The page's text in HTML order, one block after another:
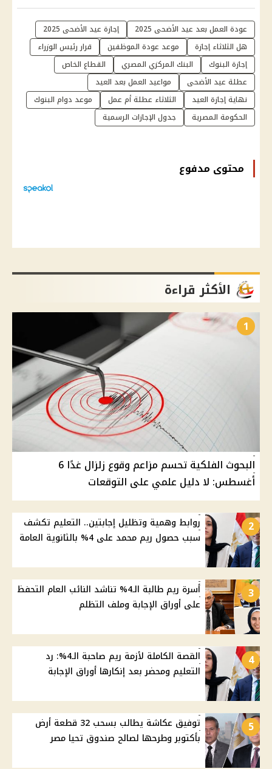
عودة العمل بعد عيد الأضحى 2025
إجازة عيد الأضحى 2025
هل الثلاثاء إجازة
موعد عودة الموظفين
قرار رئيس الوزراء
إجازة البنوك
البنك المركزي المصري
القطاع الخاص
عطلة عيد الأضحى
مواعيد العمل بعد العيد
نهاية إجازة العيد
الثلاثاء عطلة أم عمل
موعد دوام البنوك
الحكومة المصرية
جدول الإجازات الرسمية
محتوى مدفوع
الأكثر قراءة
1
البحوث الفلكية تحسم مزاعم وقوع زلزال غدًا 6
أغسطس: لا دليل علمي على التوقعات
2
روابط وهمية وتظليل إجابتين.. التعليم تكشف
سبب حصول ريم محمد على 4% بالثانوية العامة
3
أسرة ريم طالبة الـ4% تناشد النائب العام التحفظ
على أوراق الإجابة وملف التظلم
4
القصة الكاملة لأزمة ريم صاحبة الـ4%: رد
التعليم ومحضر بعد إنكارها أوراق الإجابة
5
توفيق عكاشة يطالب بسحب 32 قطعة أرض
بأكتوبر وطرحها لصالح صندوق تحيا مصر